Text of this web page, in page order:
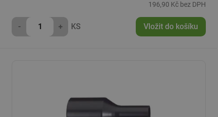
196,90 Kč bez DPH
- + KS Vložit do košíku